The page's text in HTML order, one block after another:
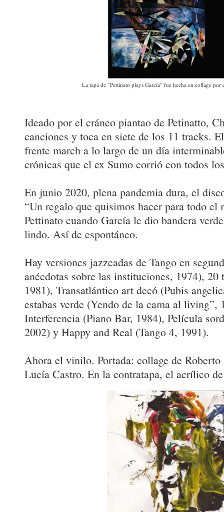
La tapa de "Pettinato plays García" fue hecha en collage por
Ideado por el cráneo piantao de Petinatto,
canciones y toca en siete de los 11 tracks.
frente march a lo largo de un día
crónicas que el ex Sumo corrió con todos
En junio 2020, plena pandemia dura, el
“Un regalo que quisimos hacer para todo el
Pettinato cuando García le dio bandera
lindo. Así de espontáneo.
Hay versiones jazzeadas de Tango en
anécdotas sobre las instituciones, 1974), 20
1981), Transatlántico art decó (Pubis
estabas verde (Yendo de la cama al living”,
Interferencia (Piano Bar, 1984), Película
2002) y Happy and Real (Tango 4, 1991).
Ahora el vinilo. Portada: collage de
Lucía Castro. En la contratapa, el acrílico